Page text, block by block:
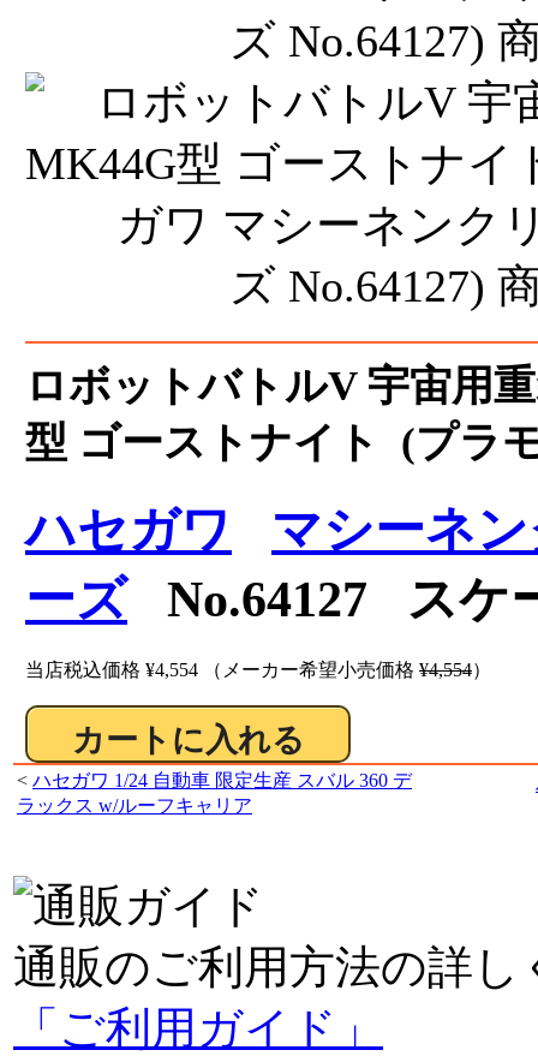
ロボットバトルV 宇宙用
型 ゴーストナイト (プラ
ハセガワ
マシーネ
ーズNo.64127 スケ
当店税込価格 ¥4,554 （メーカー希望小売価格 ¥4,554）
< ハセガワ 1/24 自動車 限定生産 スバル 360 デ
ラックス w/ルーフキャリア
通販のご利用方法の詳し
「ご利用ガイド」